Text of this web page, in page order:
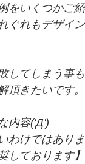
いくつかご
ぐれもデザイ
てしまう事も
頂きたいです。
内容('Д')
わけではありま
しております】